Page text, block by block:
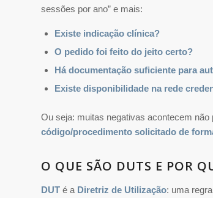
sessões por ano” e mais:
Existe indicação clínica?
O pedido foi feito do jeito certo?
Há documentação suficiente para
Existe disponibilidade na rede
Ou seja: muitas negativas acontecem não
código/procedimento solicitado de
O QUE SÃO DUTS E POR
DUT é a Diretriz de Utilização: uma